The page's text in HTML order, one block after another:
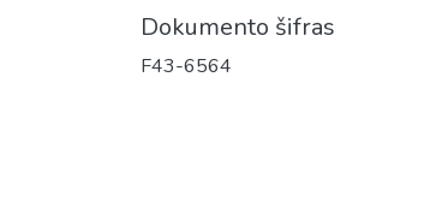
Dokumento šifras
F43-6564